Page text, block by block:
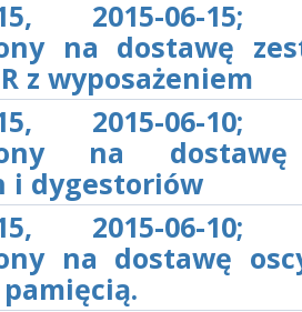
2015-06-15;
na dostawę
z wyposażeniem
2015-06-10;
na
i dygestoriów
2015-06-10;
na dostawę